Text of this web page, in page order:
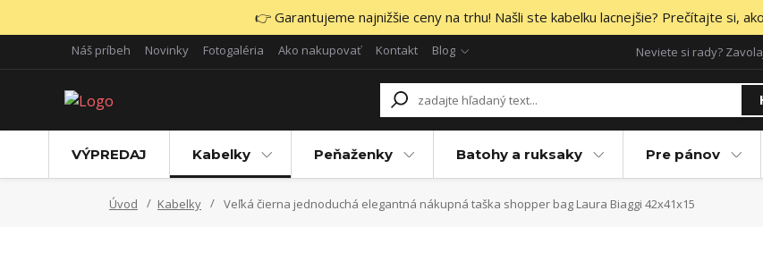
👉 Garantujeme najnižšie ceny na trhu! Našli ste kabelku lacnejšie? Prečítajte si,
Náš príbeh Novinky Fotogaléria Ako nakupovať Kontakt Blog Neviete si rady?
VÝPREDAJ Kabelky Peňaženky Batohy a ruksaky Pre pánov
Úvod Kabelky Veľká čierna jednoduchá elegantná nákupná taška shopper bag Laura Biaggi 42x41x15